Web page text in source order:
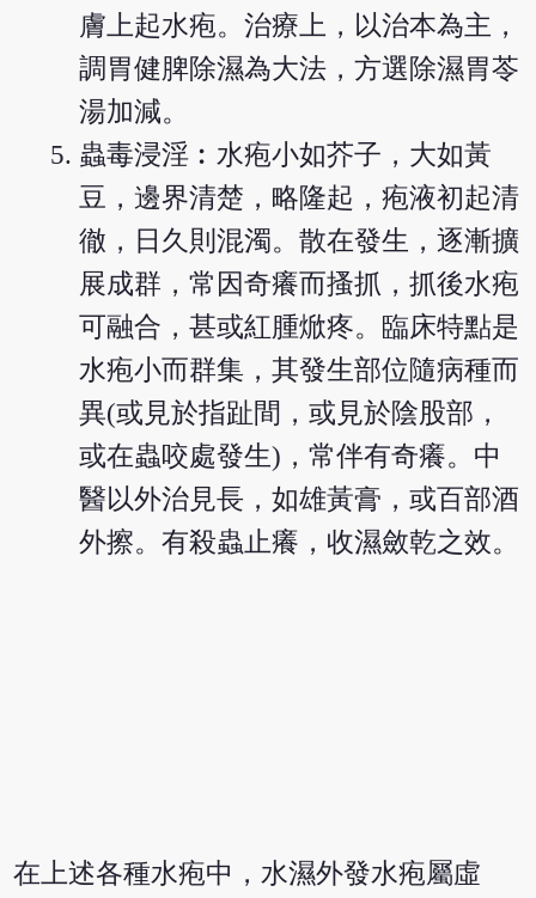
膚上起水疱。治療上，以治本為主，
調胃健脾除濕為大法，方選除濕胃苓
湯加減。
蟲毒浸淫︰水疱小如芥子，大如黃
豆，邊界清楚，略隆起，疱液初起清
徹，日久則混濁。散在發生，逐漸擴
展成群，常因奇癢而搔抓，抓後水疱
可融合，甚或紅腫焮疼。臨床特點是
水疱小而群集，其發生部位隨病種而
異(或見於指趾間，或見於陰股部，
或在蟲咬處發生)，常伴有奇癢。中
醫以外治見長，如雄黃膏，或百部酒
外擦。有殺蟲止癢，收濕斂乾之效。
在上述各種水疱中，水濕外發水疱屬虛